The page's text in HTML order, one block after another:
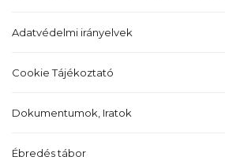
Adatvédelmi irányelvek
Cookie Tájékoztató
Dokumentumok, Iratok
Ébredés tábor